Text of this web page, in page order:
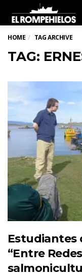
HOME TAG ARCHIVE
TAG:
Estudiantes
“Entre